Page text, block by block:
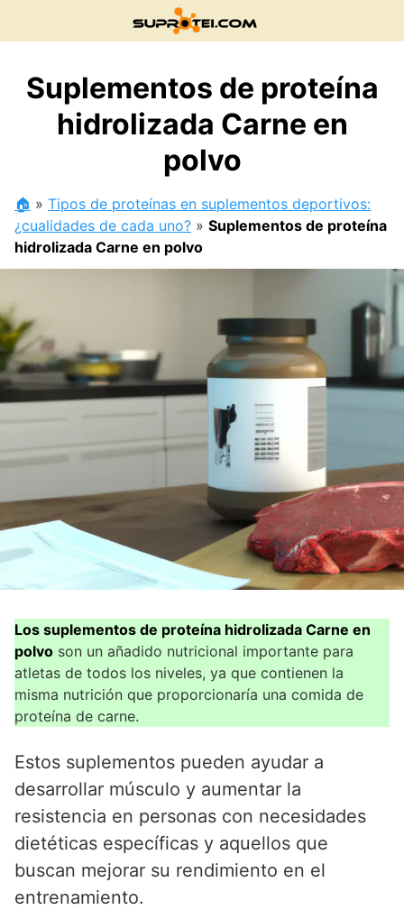
Suplementos de proteína
hidrolizada Carne en
polvo
🏠 » Tipos de proteínas en suplementos deportivos:
¿cualidades de cada uno? » Suplementos de proteína
hidrolizada Carne en polvo
Los suplementos de proteína hidrolizada Carne en
polvo son un añadido nutricional importante para
atletas de todos los niveles, ya que contienen la
misma nutrición que proporcionaría una comida de
proteína de carne.
Estos suplementos pueden ayudar a
desarrollar músculo y aumentar la
resistencia en personas con necesidades
dietéticas específicas y aquellos que
buscan mejorar su rendimiento en el
entrenamiento.